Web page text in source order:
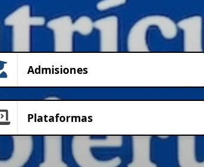
Admisiones
Plataformas